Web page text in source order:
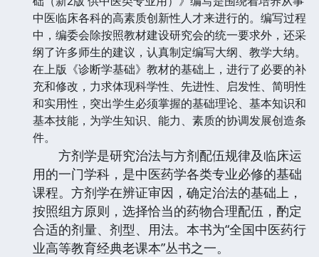
中医临床各科的高素质创新性人才来进行的。编写过程
中，编委会除按照教材建设研究会的统一要求外，还采
纲了许多师生的建议，认真制定编写大纲、教学大纳。
在上版《诊断学基础》教材的基础上，进行了必要的补
充和修改，力求体现科学性、先进性、启发性、简明性
和实用性，突出学生必须掌握的基础理论、基本知识和
基本技能，为学生知识、能力、素质的协调发展创造条
件。
方剂学是研究治法与方剂配伍规律及临床运
用的一门学科，是中医药学各类专业必修的基础
课程。方剂学在辨证审因，确定治法的基础上，
按照组方原则，选择恰当的药物合理配伍，酌定
合适的剂量、剂型、用法。本书为“全国中医药行
业高等教育经典老课本”丛书之一。